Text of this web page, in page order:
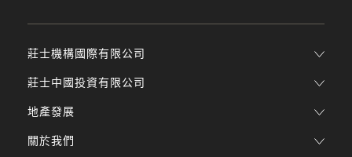
莊士機構國際有限公司
莊士中國投資有限公司
地產發展
關於我們